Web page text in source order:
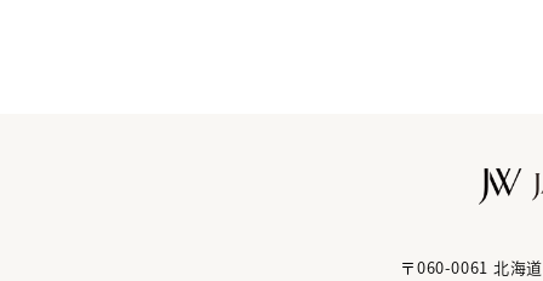
〒060-0061 北海